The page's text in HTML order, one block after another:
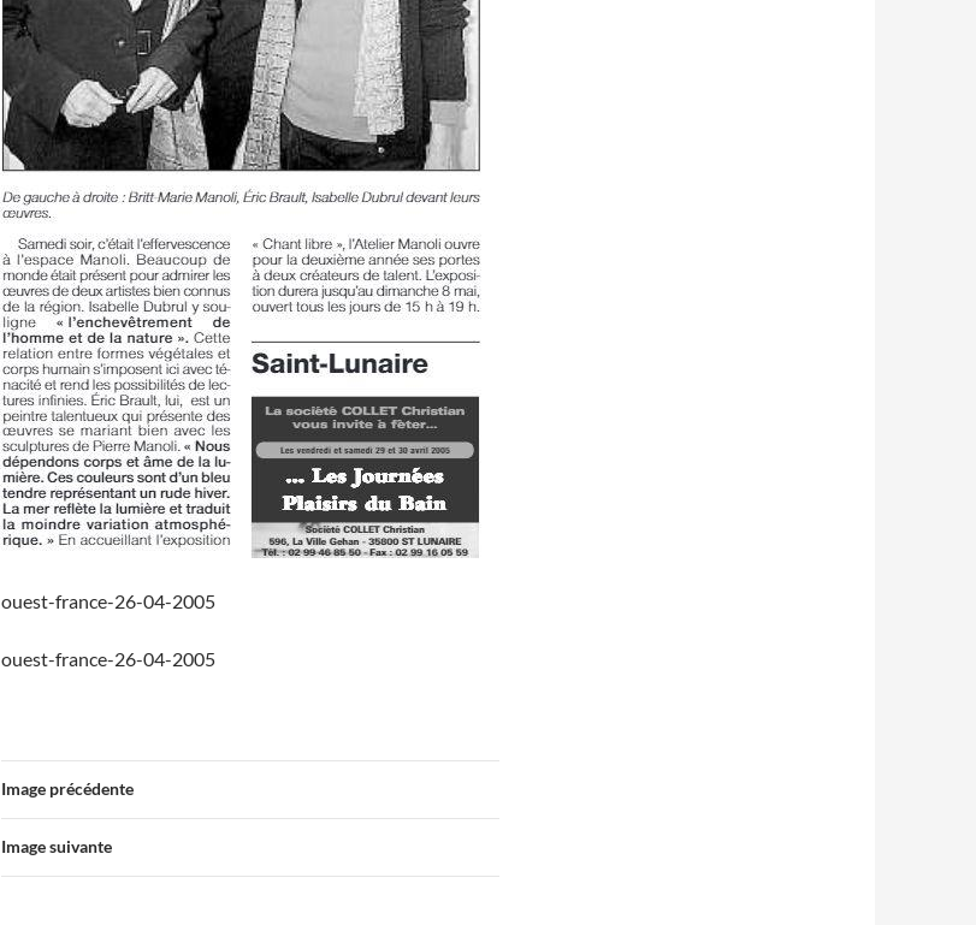
ouest-france-26-04-2005
ouest-france-26-04-2005
Image précédente
Image suivante